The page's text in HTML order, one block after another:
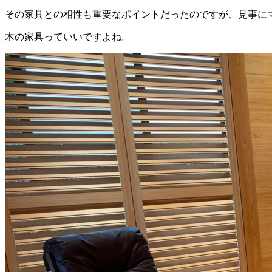
その家具との相性も重要なポイントだったのですが、見事に
木の家具っていいですよね。